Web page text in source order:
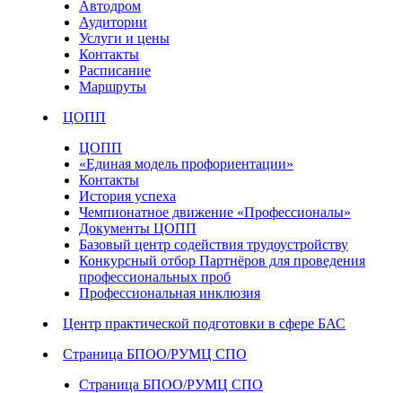
Автодром
Аудитории
Услуги и цены
Контакты
Расписание
Маршруты
ЦОПП
ЦОПП
«Единая модель профориентации»
Контакты
История успеха
Чемпионатное движение «Профессионалы»
Документы ЦОПП
Базовый центр содействия трудоустройству
Конкурсный отбор Партнёров для проведения
профессиональных проб
Профессиональная инклюзия
Центр практической подготовки в сфере БАС
Страница БПОО/РУМЦ СПО
Страница БПОО/РУМЦ СПО